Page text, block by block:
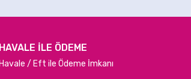
HAVALE İLE ÖDEME
Havale / Eft ile Ödeme İmkanı